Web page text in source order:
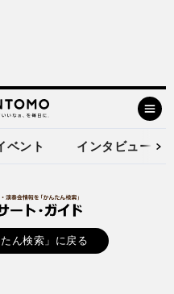
ベント インタビュー
ん検索」に戻る